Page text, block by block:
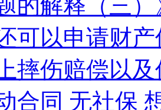
的解释（三）
可以申请财
摔伤赔偿以
合同 无社保